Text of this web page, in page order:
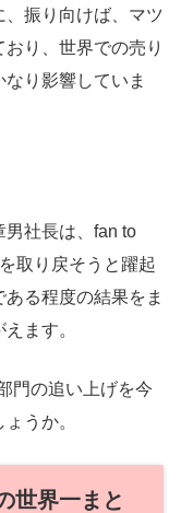
振り向けば、マツ
り、世界での売り
なり影響していま
男社長は、fan to
取り戻そうと躍起
る程度の結果をま
ます。
門の追い上げを今
うか。
世界一まと